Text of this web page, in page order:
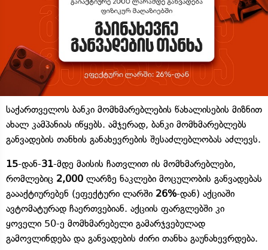
საქართველოს ბანკი მომხმარებლების წახალისების მიზნით
ახალ კამპანიას იწყებს. ამჯერად, ბანკი მომხმარებლებს
განვადების თანხის განახევრების შესაძლებლობას აძლევს.
15-დან-31-მდე მაისის ჩათვლით ის მომხმარებლები,
რომლებიც 2,000 ლარზე ნაკლები მოცულობის განვადებას
გაააქტიურებენ (ეფექტური ლარში 26%-დან) აქციაში
ავტომატურად ჩაერთვებიან. აქციის ფარგლებში კი
ყოველი 50-ე მომხმარებელი გამარჯვებულად
გამოვლინდება და განვადების ძირი თანხა გაუნახევრდება.